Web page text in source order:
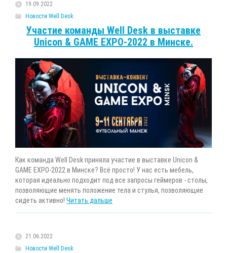
19.09.2022
Новости Well Desk
Участие команды Well Desk в выставке
Unicon & GAME EXPO-2022 в Минске.
Как команда Well Desk приняла участие в выставке Unicon &
GAME EXPO-2022 в Минске? Всё просто! У нас есть мебель,
которая идеально подходит под все запросы геймеров - столы,
позволяющие менять положение тела и стулья, позволяющие
сидеть активно! Читать дальше
21.06.2022
Новости Well Desk